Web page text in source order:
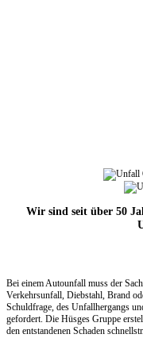
Wir sind seit über 50
Bei einem Autounfall muss der
Verkehrsunfall, Diebstahl, Brand
Schuldfrage, des Unfallhergangs
gefordert. Die Hüsges Gruppe
den entstandenen Schaden